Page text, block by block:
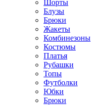
Шорты
Блузы
Брюки
Жакеты
Комбинезоны
Костюмы
Платья
Рубашки
Топы
Футболки
Юбки
Брюки